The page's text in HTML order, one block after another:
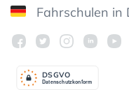
Fahrschulen in
Datenschutzkonform
DSGVO